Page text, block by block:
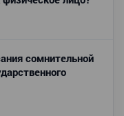
сомнительной